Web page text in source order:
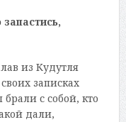
из Кудутля
записках
с собой, кто
дали,